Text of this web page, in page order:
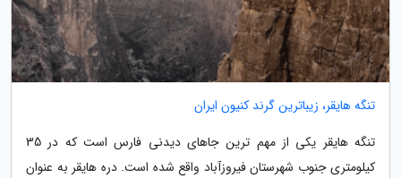
تنگه هایقر، زیباترین گرند کنیون ایران
تنگه هایقر یکی از مهم ترین جاهای دیدنی فارس است که در 35
کیلومتری جنوب شهرستان فیروزآباد واقع شده است. دره هایقر به عنوان